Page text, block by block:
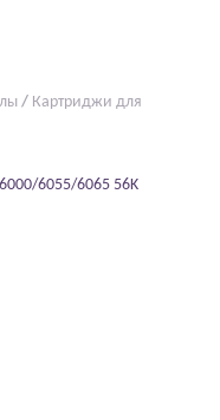
/ Картриджи для